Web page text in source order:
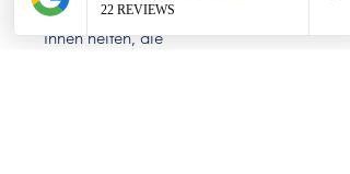
Formulierungen eingebaut, die
Ihnen helfen, die